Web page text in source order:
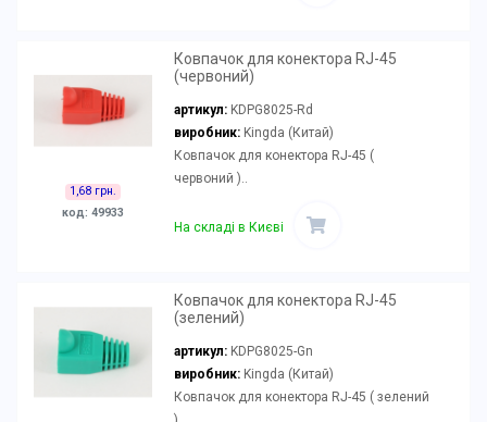
1,68 грн.
код: 49933
Ковпачок для конектора RJ-45
(червоний)
артикул: KDPG8025-Rd
виробник:Kingda (Китай)
Ковпачок для конектора RJ-45 (
червоний )..
На складі в Києві
Ковпачок для конектора RJ-45
(зелений)
артикул: KDPG8025-Gn
виробник:Kingda (Китай)
Ковпачок для конектора RJ-45 ( зелений